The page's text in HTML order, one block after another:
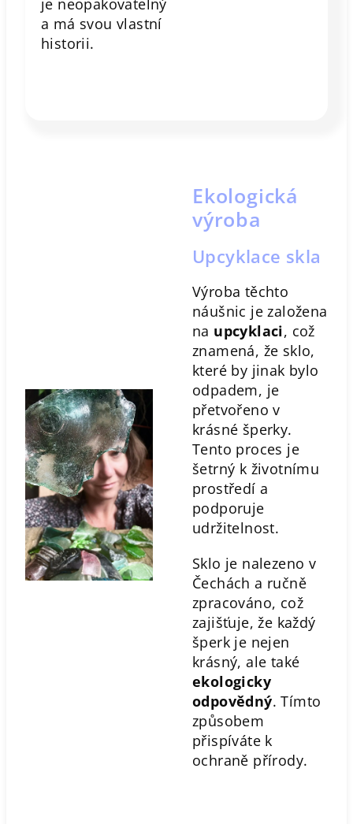
je neopakovatelný
a má svou vlastní
historii.
Ekologická
výroba
Upcyklace skla
Výroba těchto
náušnic je založena
na upcyklaci, což
znamená, že sklo,
které by jinak bylo
odpadem, je
přetvořeno v
krásné šperky.
Tento proces je
šetrný k životnímu
prostředí a
podporuje
udržitelnost.
Sklo je nalezeno v
Čechách a ručně
zpracováno, což
zajišťuje, že každý
šperk je nejen
krásný, ale také
ekologicky
odpovědný. Tímto
způsobem
přispíváte k
ochraně přírody.